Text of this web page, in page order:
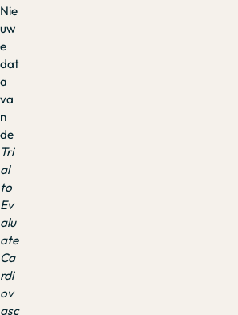
Nie
uw
e
dat
a
va
n
de
Tri
al
to
Ev
alu
ate
Ca
rdi
ov
asc